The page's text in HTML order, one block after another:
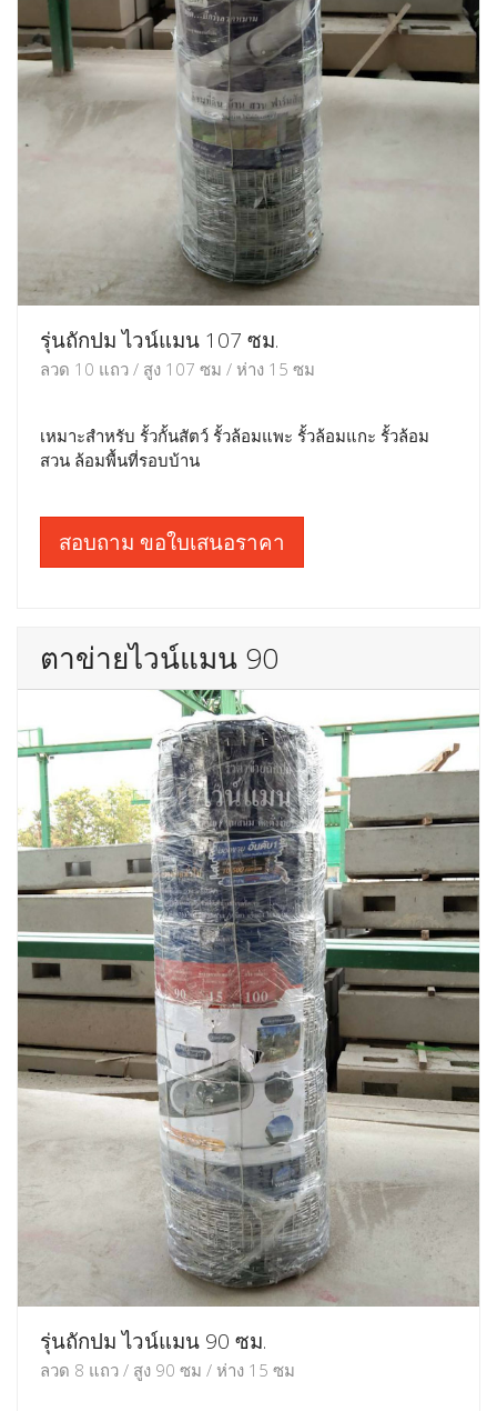
รุ่นถักปม ไวน์แมน 107 ซม.
ลวด 10 แถว / สูง 107 ซม / ห่าง 15 ซม
เหมาะสำหรับ รั้วกั้นสัตว์ รั้วล้อมแพะ รั้วล้อมแกะ รั้วล้อม
สวน ล้อมพื้นที่รอบบ้าน
สอบถาม ขอใบเสนอราคา
ตาข่ายไวน์แมน 90
รุ่นถักปม ไวน์แมน 90 ซม.
ลวด 8 แถว / สูง 90 ซม / ห่าง 15 ซม